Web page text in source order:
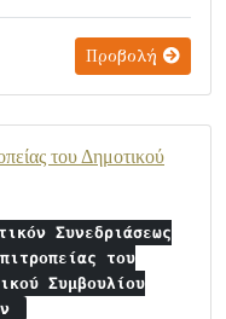
Προβολή
του Δημοτικού
Συνεδριάσεως
του
Συμβουλίου